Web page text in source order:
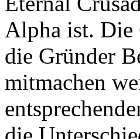
Alpha ist. Die
die Gründer
mitmachen